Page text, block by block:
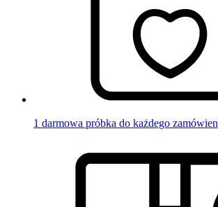
1 darmowa próbka do każdego